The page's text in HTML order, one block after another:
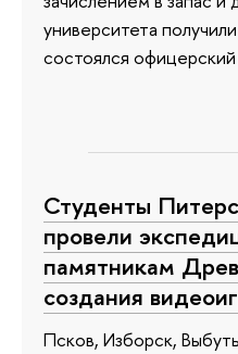
университета
состоялся офицерский
Студенты
провели
памятникам
создания
Псков, Изборск,